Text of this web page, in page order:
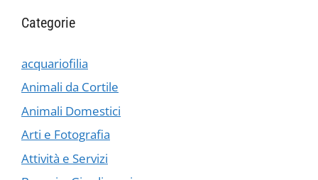
Categorie
acquariofilia
Animali da Cortile
Animali Domestici
Arti e Fotografia
Attività e Servizi